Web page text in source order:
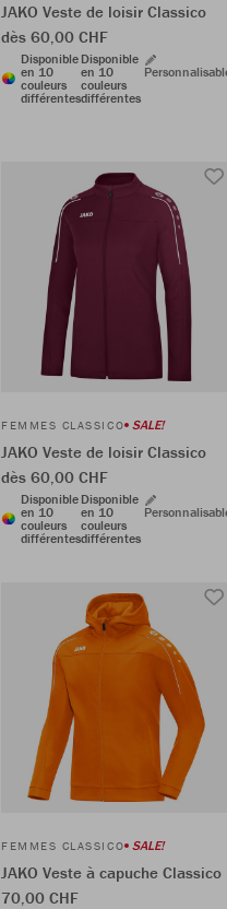
JAKO Veste de loisir Classico
dès 60,00 CHF
Disponible
en 10
couleurs
différentes
Disponible
en 10
couleurs
différentes
FEMMES CLASSICO SALE!
JAKO Veste de loisir Classico
dès 60,00 CHF
Disponible
en 10
couleurs
différentes
Disponible
en 10
couleurs
différentes
FEMMES CLASSICO SALE!
JAKO Veste à capuche Classico
70,00 CHF